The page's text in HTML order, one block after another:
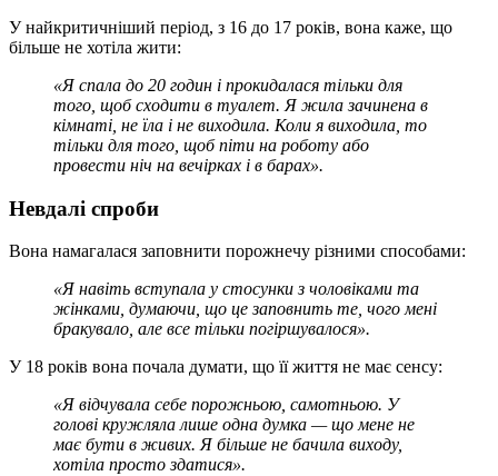
У найкритичніший період, з 16 до 17 років, вона каже, що
більше не хотіла жити:
«Я спала до 20 годин і прокидалася тільки для
того, щоб сходити в туалет. Я жила зачинена в
кімнаті, не їла і не виходила. Коли я виходила, то
тільки для того, щоб піти на роботу або
провести ніч на вечірках і в барах».
Невдалі спроби
Вона намагалася заповнити порожнечу різними способами:
«Я навіть вступала у стосунки з чоловіками та
жінками, думаючи, що це заповнить те, чого мені
бракувало, але все тільки погіршувалося».
У 18 років вона почала думати, що її життя не має сенсу:
«Я відчувала себе порожньою, самотньою. У
голові кружляла лише одна думка — що мене не
має бути в живих. Я більше не бачила виходу,
хотіла просто здатися».